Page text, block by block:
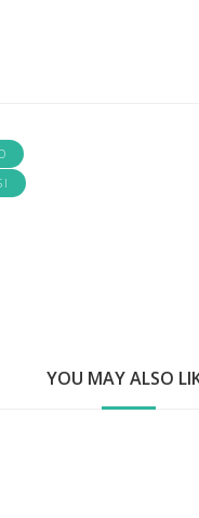
YOU MAY ALSO